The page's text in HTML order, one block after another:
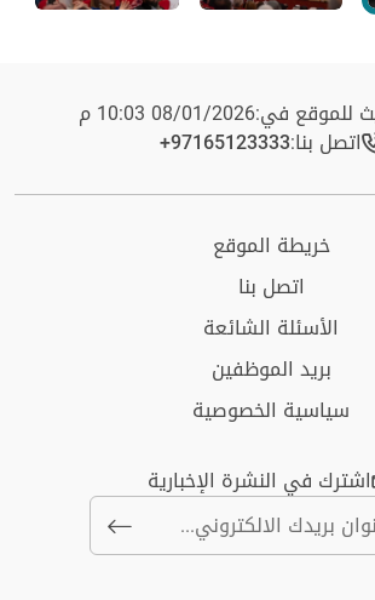
للموقع في:08/01/2026 10:03 م
اتصل بنا:+97165123333​
خريطة الموقع
اتصل بنا
الأسئلة الشائعة
بريد الموظفين
سياسية الخصوصية
اشترك في النشرة الإخبارية